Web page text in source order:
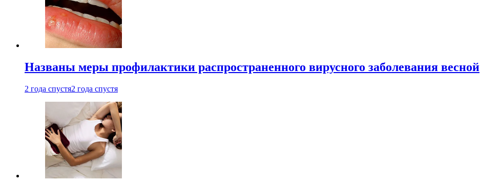
Названы меры профилактики распространенного вирусного заболевания весной
2 года спустя2 года спустя